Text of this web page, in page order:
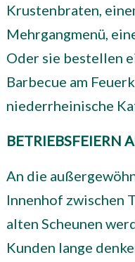
Krustenbraten,
Mehrgangmenü,
Oder sie bestellen
Barbecue am
niederrheinische
BETRIEBSFEIERN
An die
Innenhof zwischen
alten Scheunen
Kunden lange